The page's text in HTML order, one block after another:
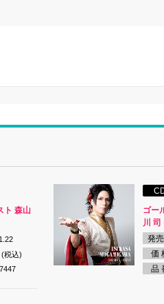
ト 森山
(税込)
ゴー
川 司
発
価
品